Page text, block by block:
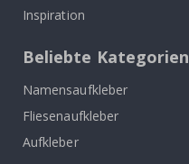
Inspiration
Beliebte Kategorien
Namensaufkleber
Fliesenaufkleber
Aufkleber